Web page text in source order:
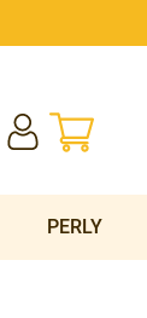
NÁKUPNÍ
KOŠÍK
PERLY